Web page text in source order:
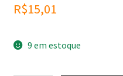
R$15,01
9 em estoque